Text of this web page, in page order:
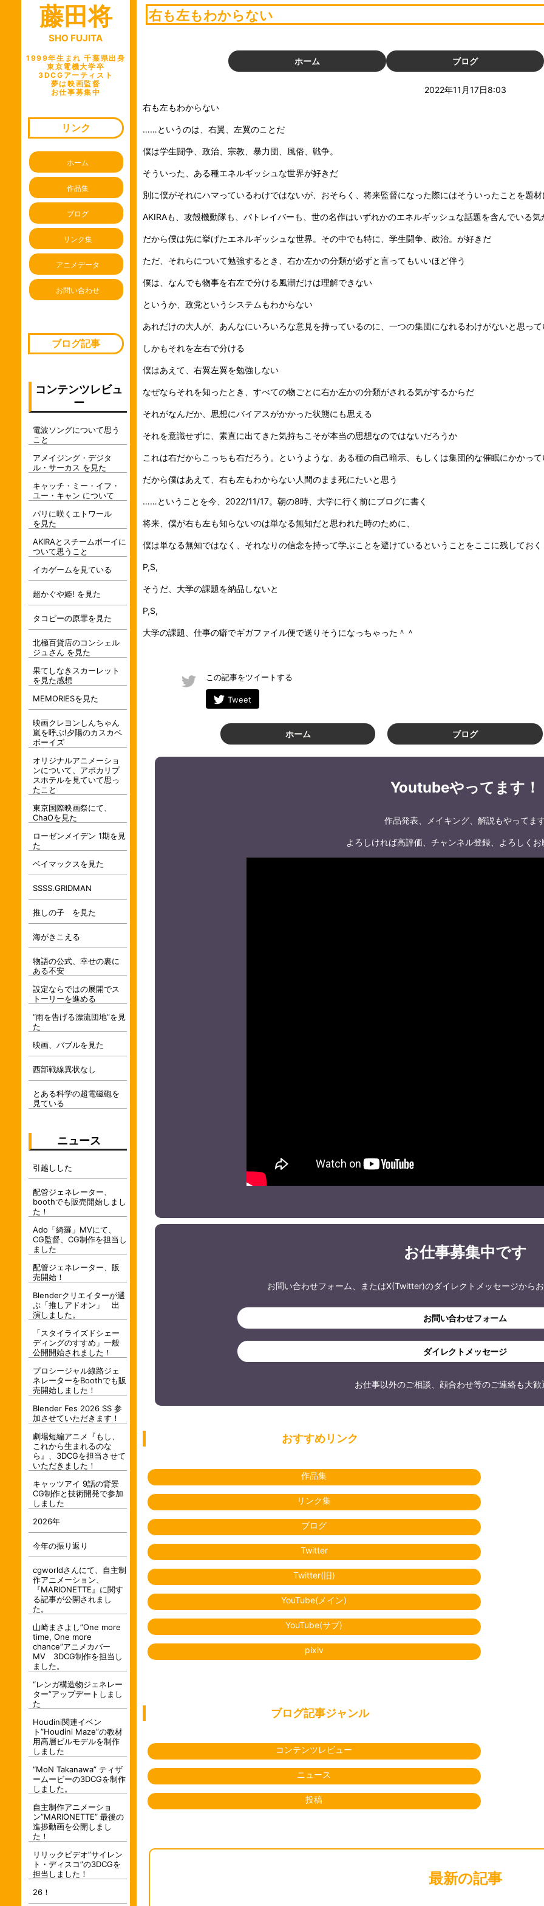
動画素材
右も左もわからない
ホーム ブログ
2022年11月17日8:03
右も左もわからない
……というのは、右翼、左翼のことだ
僕は学生闘争、政治、宗教、暴力団、風俗、戦争。
そういった、ある種エネルギッシュな世界が好きだ
別に僕がそれにハマっているわけではないが、おそらく、将来監督になった際にはそういったことを題
AKIRAも、攻殻機動隊も、パトレイバーも、世の名作はいずれかのエネルギッシュな話題を含んでいる気
だから僕は先に挙げたエネルギッシュな世界。その中でも特に、学生闘争、政治。が好きだ
ただ、それらについて勉強するとき、右か左かの分類が必ずと言ってもいいほど伴う
僕は、なんでも物事を右左で分ける風潮だけは理解できない
というか、政党というシステムもわからない
あれだけの大人が、あんなにいろいろな意見を持っているのに、一つの集団になれるわけがないと思っ
しかもそれを左右で分ける
僕はあえて、右翼左翼を勉強しない
なぜならそれを知ったとき、すべての物ごとに右か左かの分類がされる気がするからだ
それがなんだか、思想にバイアスがかかった状態にも思える
それを意識せずに、素直に出てきた気持ちこそが本当の思想なのではないだろうか
これは右だからこっちも右だろう。というような、ある種の自己暗示、もしくは集団的な催眠にかかっ
だから僕はあえて、右も左もわからない人間のまま死にたいと思う
……ということを今、2022/11/17。朝の8時、大学に行く前にブログに書く
将来、僕が右も左も知らないのは単なる無知だと思われた時のために、
僕は単なる無知ではなく、それなりの信念を持って学ぶことを避けているということをここに残しておく
P,S,
そうだ、大学の課題を納品しないと
P,S,
大学の課題、仕事の癖でギガファイル便で送りそうになっちゃった＾＾
この記事をツイートする
Tweet
ホーム ブログ
Youtubeやってます！
作品発表、メイキング、解説もやってま
よろしければ高評価、チャンネル登録、よろしく
お仕事募集中です
お問い合わせフォーム、またはX(Twitter)のダイレクトメッセージから
お問い合わせフォーム
ダイレクトメッセージ
お仕事以外のご相談、顔合わせ等のご連絡も大歓
おすすめリンク
作品集
リンク集
ブログ
Twitter
Twitter(旧)
YouTube(メイン)
YouTube(サブ)
pixiv
ブログ記事ジャンル
コンテンツレビュー
ニュース
投稿
最新の記事
藤田将
SHO FUJITA
1999年生まれ 千葉県出身
東京電機大学卒
3DCGアーティスト
夢は映画監督
お仕事募集中
リンク
ホーム
作品集
ブログ
リンク集
アニメデータ
お問い合わせ
ブログ記事
コンテンツレビュ
ー
電波ソングについて思う
こと
アメイジング・デジタ
ル・サーカス を見た
キャッチ・ミー・イフ・
ユー・キャン について
パリに咲くエトワール
を見た
AKIRAとスチームボーイに
ついて思うこと
イカゲームを見ている
超かぐや姫! を見た
タコピーの原罪を見た
北極百貨店のコンシェル
ジュさん を見た
果てしなきスカーレット
を見た感想
MEMORIESを見た
映画クレヨンしんちゃん
嵐を呼ぶ!夕陽のカスカベ
ボーイズ
オリジナルアニメーショ
ンについて、アポカリプ
スホテルを見ていて思っ
たこと
東京国際映画祭にて、
ChaOを見た
ローゼンメイデン 1期を見
た
ベイマックスを見た
SSSS.GRIDMAN
推しの子 を見た
海がきこえる
物語の公式、幸せの裏に
ある不安
設定ならではの展開でス
トーリーを進める
“雨を告げる漂流団地”を見
た
映画、バブルを見た
西部戦線異状なし
とある科学の超電磁砲を
見ている
ニュース
引越しした
配管ジェネレーター、
boothでも販売開始しまし
た！
Ado「綺羅」MVにて、
CG監督、CG制作を担当し
ました
配管ジェネレーター、販
売開始！
Blenderクリエイターが選
ぶ「推しアドオン」 出
演しました。
「スタイライズドシェー
ディングのすすめ」一般
公開開始されました！
プロシージャル線路ジェ
ネレーターをBoothでも販
売開始しました！
Blender Fes 2026 SS 参
加させていただきます！
劇場短編アニメ『もし、
これから生まれるのな
ら』、3DCGを担当させて
いただきました！
キャッツアイ 9話の背景
CG制作と技術開発で参加
しました
2026年
今年の振り返り
cgworldさんにて、自主制
作アニメーション、
『MARIONETTE』に関す
る記事が公開されまし
た。
山崎まさよし”One more
time, One more
chance”アニメカバー
MV 3DCG制作を担当し
ました。
“レンガ構造物ジェネレー
ター”アップデートしまし
た
Houdini関連イベン
ト”Houdini Maze”の教材
用高層ビルモデルを制作
しました
“MoN Takanawa” ティザ
ームービーの3DCGを制作
しました。
自主制作アニメーショ
ン”MARIONETTE” 最後の
進捗動画を公開しまし
た！
リリックビデオ”サイレン
ト・ディスコ”の3DCGを
担当しました！
26！